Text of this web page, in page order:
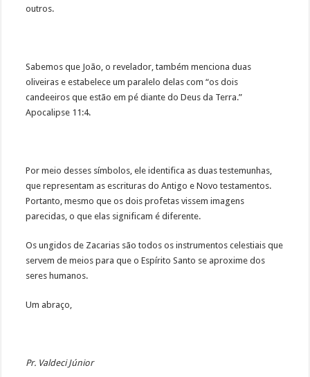
outros.
Sabemos que João, o revelador, também menciona duas
oliveiras e estabelece um paralelo delas com “os dois
candeeiros que estão em pé diante do Deus da Terra.”
Apocalipse 11:4.
Por meio desses símbolos, ele identifica as duas testemunhas,
que representam as escrituras do Antigo e Novo testamentos.
Portanto, mesmo que os dois profetas vissem imagens
parecidas, o que elas significam é diferente.
Os ungidos de Zacarias são todos os instrumentos celestiais que
servem de meios para que o Espírito Santo se aproxime dos
seres humanos.
Um abraço,
Pr. Valdeci Júnior